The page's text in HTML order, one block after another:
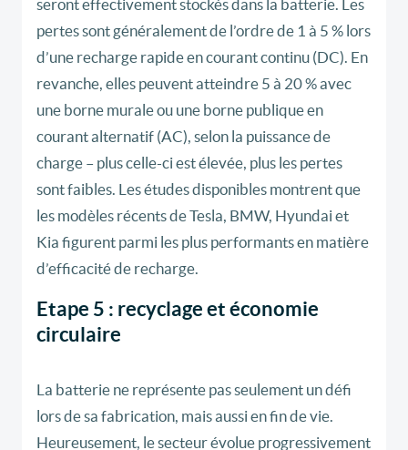
seront effectivement stockés dans la batterie. Les
pertes sont généralement de l’ordre de 1 à 5 % lors
d’une recharge rapide en courant continu (DC). En
revanche, elles peuvent atteindre 5 à 20 % avec
une borne murale ou une borne publique en
courant alternatif (AC), selon la puissance de
charge – plus celle-ci est élevée, plus les pertes
sont faibles. Les études disponibles montrent que
les modèles récents de Tesla, BMW, Hyundai et
Kia figurent parmi les plus performants en matière
d’efficacité de recharge.
Etape 5 : recyclage et économie
circulaire
La batterie ne représente pas seulement un défi
lors de sa fabrication, mais aussi en fin de vie.
Heureusement, le secteur évolue progressivement